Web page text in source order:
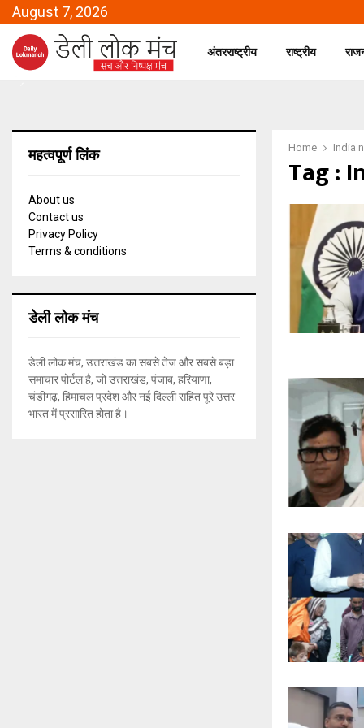
August 7, 2026
अंतरराष्ट्रीय राष्ट्रीय
Home India
Tag :
महत्वपूर्ण लिंक
About us
Contact us
Privacy Policy
Terms & conditions
डेली लोक मंच
डेली लोक मंच, उत्तराखंड का सबसे तेज और सबसे बड़ा
समाचार पोर्टल है, जो उत्तराखंड, पंजाब, हरियाणा,
चंडीगढ़, हिमाचल प्रदेश और नई दिल्ली सहित पूरे उत्तर
भारत में प्रसारित होता है।